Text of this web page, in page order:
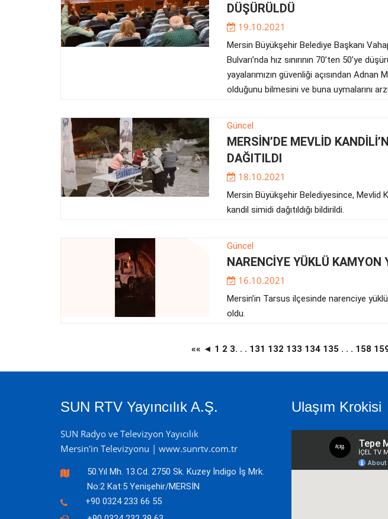
DÜŞÜRÜLDÜ
19.10.2021
Mersin Büyükşehir Belediye Başkanı
Bulvarı’nda hız sınırının 70’ten 50’ye
yayalarımızın güvenliği açısından Adnan
olduğunu bilmesini ve buna uymalarını
Güncel
MERSİN’DE MEVLİD
DAĞITILDI
18.10.2021
Mersin Büyükşehir Belediyesince, Mevlid
kandil simidi dağıtıldığı bildirildi.
Güncel
NARENCİYE YÜKLÜ KAMYON
16.10.2021
Mersin’in Tarsus ilçesinde narenciye
oldu.
«« ◄ 1 2 3. . . 131 132 133 134 135 . . . 158
SUN RTV Yayıncılık A.Ş.
SUN Radyo ve Televizyon Yayıcılık
Mersin'in Televizyonu | www.sunrtv.com.tr
50.Yıl Mh. 13.Cd. 2750 Sk. Kuzey İndigo İş Mrk.
No:2 Kat:5 Yenişehir/MERSİN
+90 0324 233 66 55
Ulaşım Krokisi